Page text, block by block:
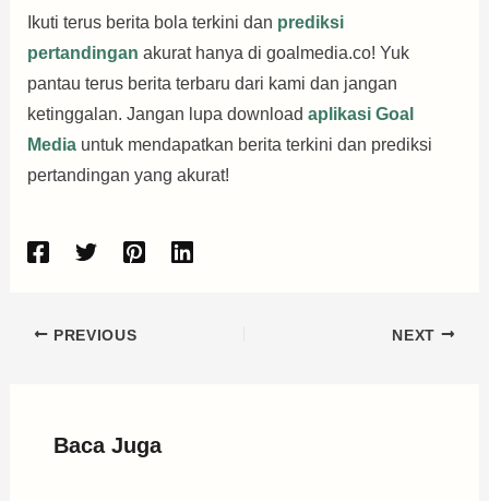
Ikuti terus berita bola terkini dan prediksi
pertandingan akurat hanya di goalmedia.co! Yuk
pantau terus berita terbaru dari kami dan jangan
ketinggalan. Jangan lupa download aplikasi Goal
Mediauntuk mendapatkan berita terkini dan prediksi
pertandingan yang akurat!
PREVIOUS NEXT
Baca Juga